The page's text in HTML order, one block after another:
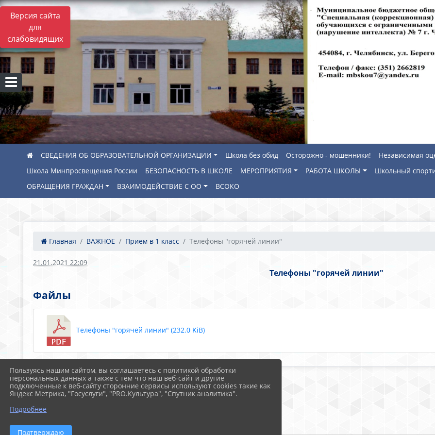
Версия сайта
для
слабовидящих
СВЕДЕНИЯ ОБ ОБРАЗОВАТЕЛЬНОЙ ОРГАНИЗАЦИИ Школа без обид Осторожно - мошенники!
Независимая
Школа Минпросвещения России
БЕЗОПАСНОСТЬ В ШКОЛЕ МЕРОПРИЯТИЯ РАБОТА ШКОЛЫ
Школьный
ОБРАЩЕНИЯ ГРАЖДАН
ВЗАИМОДЕЙСТВИЕ С ОО ВСОКО
Главная ВАЖНОЕ Прием в 1 класс Телефоны "горячей линии"
21.01.2021 22:09
Телефоны "горячей линии"
Файлы
Телефоны "горячей линии" (232.0 KiB)
Пользуясь нашим сайтом, вы соглашаетесь с политикой обработки
персональных данных а также с тем что наш веб-сайт и другие
подключенные к веб-сайту сторонние сервисы используют cookies такие как
Яндекс Метрика, "Госуслуги", "PRO.Культура", "Спутник аналитика".
Подробнее
Подтверждаю